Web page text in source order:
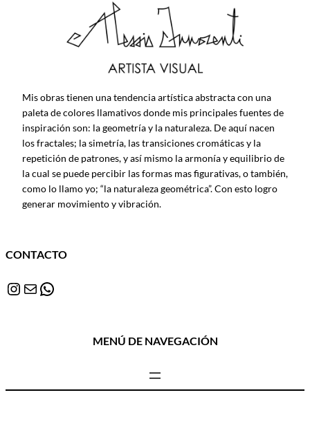
Mis obras tienen una tendencia artística abstracta con una
paleta de colores llamativos donde mis principales fuentes de
inspiración son: la geometría y la naturaleza. De aquí nacen
los fractales; la simetría, las transiciones cromáticas y la
repetición de patrones, y así mismo la armonía y equilibrio de
la cual se puede percibir las formas mas figurativas, o también,
como lo llamo yo; “la naturaleza geométrica”. Con esto logro
generar movimiento y vibración.
CONTACTO
Instagram Correo electrónico WhatsApp
MENÚ DE NAVEGACIÓN